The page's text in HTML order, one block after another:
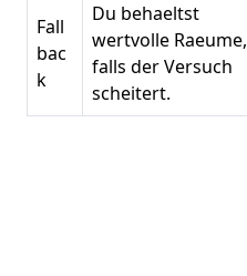
Fall
bac
k
Du behaeltst
wertvolle Raeume,
falls der Versuch
scheitert.